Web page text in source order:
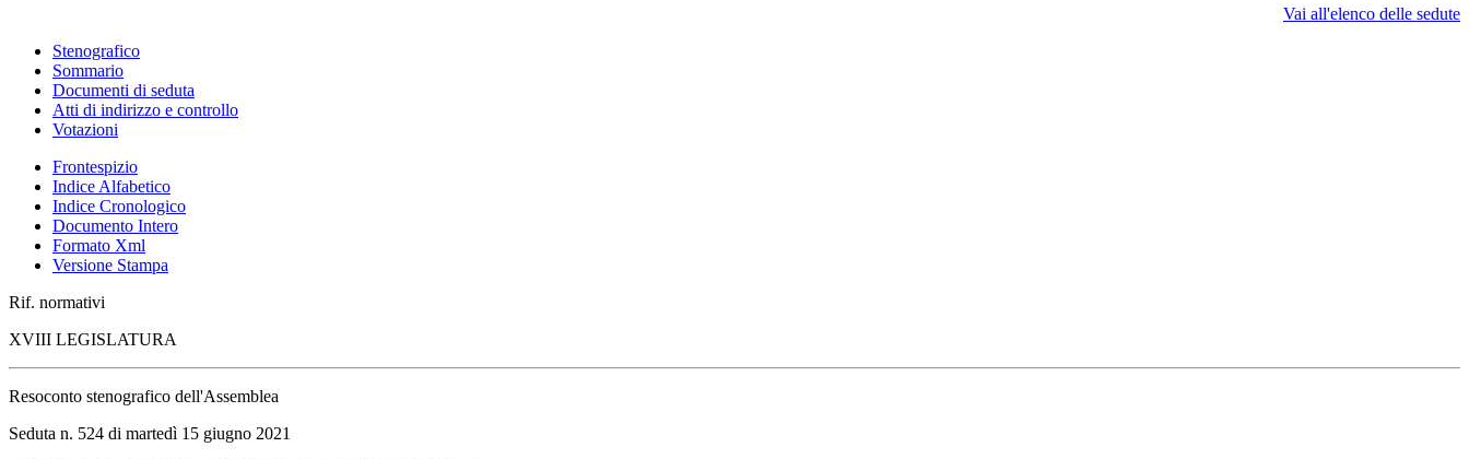
Vai all'elenco delle sedute
Stenografico
Sommario
Documenti di seduta
Atti di indirizzo e controllo
Votazioni
Frontespizio
Indice Alfabetico
Indice Cronologico
Documento Intero
Formato Xml
Versione Stampa
Rif. normativi
XVIII LEGISLATURA
Resoconto stenografico dell'Assemblea
Seduta n. 524 di martedì 15 giugno 2021